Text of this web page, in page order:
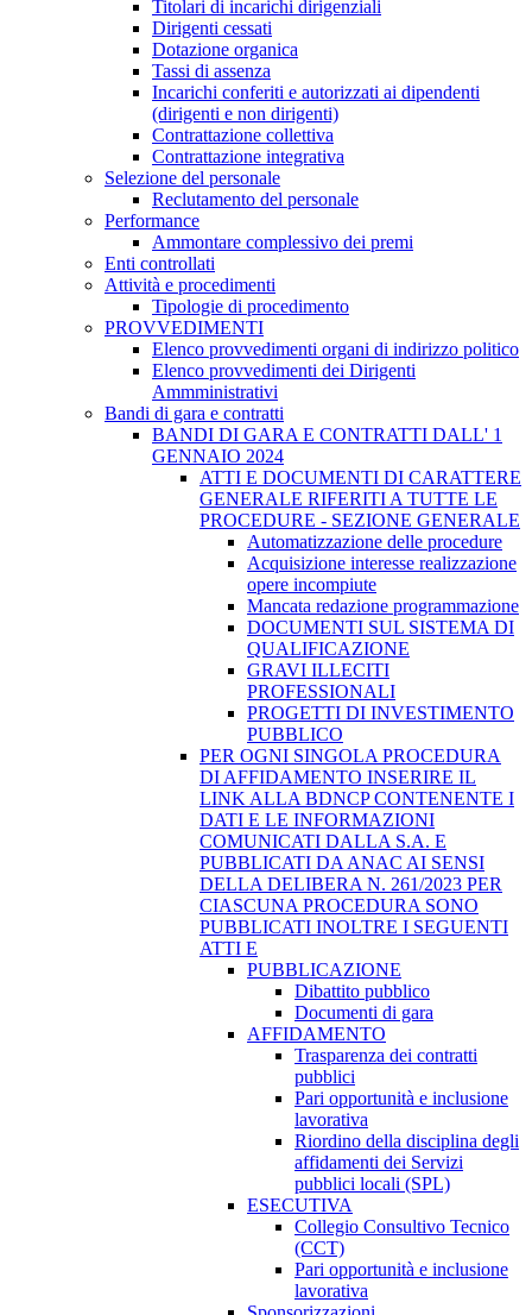
Titolari di incarichi dirigenziali
Dirigenti cessati
Dotazione organica
Tassi di assenza
Incarichi conferiti e autorizzati ai dipendenti
(dirigenti e non dirigenti)
Contrattazione collettiva
Contrattazione integrativa
Selezione del personale
Reclutamento del personale
Performance
Ammontare complessivo dei premi
Enti controllati
Attività e procedimenti
Tipologie di procedimento
PROVVEDIMENTI
Elenco provvedimenti organi di indirizzo politico
Elenco provvedimenti dei Dirigenti
Ammministrativi
Bandi di gara e contratti
BANDI DI GARA E CONTRATTI DALL' 1
GENNAIO 2024
ATTI E DOCUMENTI DI CARATTERE
GENERALE RIFERITI A TUTTE LE
PROCEDURE - SEZIONE GENERALE
Automatizzazione delle procedure
Acquisizione interesse realizzazione
opere incompiute
Mancata redazione programmazione
DOCUMENTI SUL SISTEMA DI
QUALIFICAZIONE
GRAVI ILLECITI
PROFESSIONALI
PROGETTI DI INVESTIMENTO
PUBBLICO
PER OGNI SINGOLA PROCEDURA
DI AFFIDAMENTO INSERIRE IL
LINK ALLA BDNCP CONTENENTE I
DATI E LE INFORMAZIONI
COMUNICATI DALLA S.A. E
PUBBLICATI DA ANAC AI SENSI
DELLA DELIBERA N. 261/2023 PER
CIASCUNA PROCEDURA SONO
PUBBLICATI INOLTRE I SEGUENTI
ATTI E
PUBBLICAZIONE
Dibattito pubblico
Documenti di gara
AFFIDAMENTO
Trasparenza dei contratti
pubblici
Pari opportunità e inclusione
lavorativa
Riordino della disciplina degli
affidamenti dei Servizi
pubblici locali (SPL)
ESECUTIVA
Collegio Consultivo Tecnico
(CCT)
Pari opportunità e inclusione
lavorativa